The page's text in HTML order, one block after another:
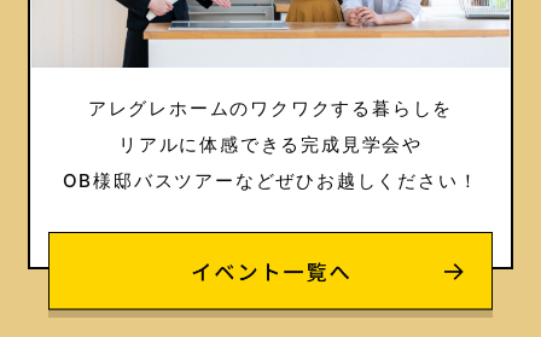
アレグレホームのワクワクする暮らしを
リアルに体感できる完成見学会や
OB様邸バスツアーなどぜひお越しください！